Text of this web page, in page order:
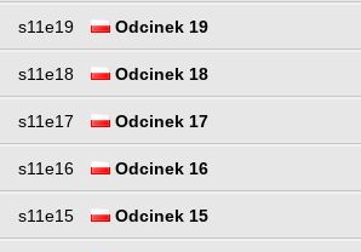
s11e19 Odcinek 19
s11e18 Odcinek 18
s11e17 Odcinek 17
s11e16 Odcinek 16
s11e15 Odcinek 15